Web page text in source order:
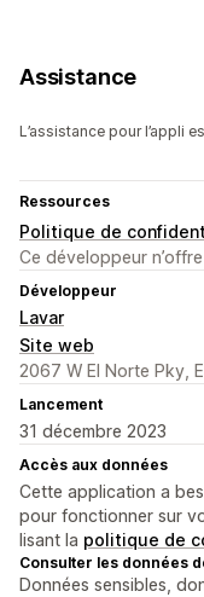
Assistance
L’assistance pour l’appli
Ressources
Politique de
Ce développeur
Développeur
Lavar
Site web
2067 W El Norte Pky,
Lancement
31 décembre 2023
Accès aux données
Cette application a
pour fonctionner sur
lisant la politique de
Consulter les données
Données sensibles,